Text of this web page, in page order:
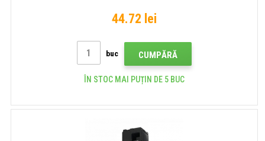
44.72 lei
buc CUMPĂRĂ
ÎN STOC MAI PUȚIN DE 5 BUC